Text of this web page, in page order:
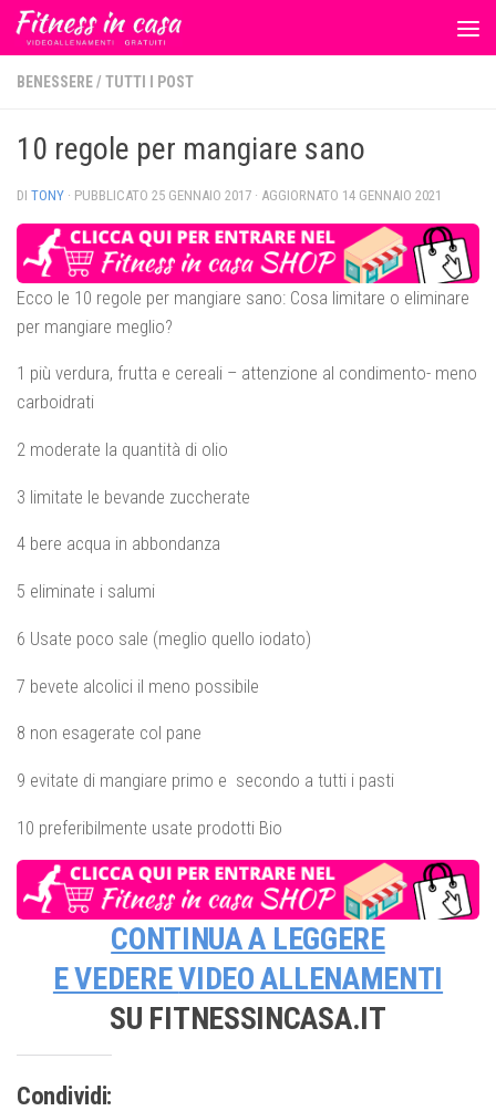
Salta al contenuto
BENESSERE/ TUTTI I POST
10 regole per mangiare sano
DI TONY · PUBBLICATO 25 GENNAIO 2017 · AGGIORNATO 14 GENNAIO 2021
Ecco le 10 regole per mangiare sano: Cosa limitare o eliminare
per mangiare meglio?
1 più verdura, frutta e cereali – attenzione al condimento- meno
carboidrati
2 moderate la quantità di olio
3 limitate le bevande zuccherate
4 bere acqua in abbondanza
5 eliminate i salumi
6 Usate poco sale (meglio quello iodato)
7 bevete alcolici il meno possibile
8 non esagerate col pane
9 evitate di mangiare primo e secondo a tutti i pasti
10 preferibilmente usate prodotti Bio
CONTINUA A LEGGERE
E VEDEREVIDEO ALLENAMENTI
SU FITNESSINCASA.IT
Condividi: